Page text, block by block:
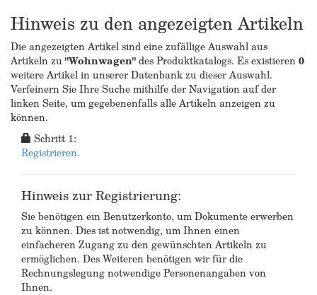
Hinweis zu den angezeigten Artikeln
Die angezeigten Artikel sind eine zufällige Auswahl aus
Artikeln zu"Wohnwagen"des Produktkatalogs. Es existieren0
weitere Artikel in unserer Datenbank zu dieser Auswahl.
Verfeinern Sie Ihre Suche mithilfe der Navigation auf der
linken Seite, um gegebenenfalls alle Artikeln anzeigen zu
können.
Schritt 1:
Registrieren.
Hinweis zur Registrierung:
Sie benötigen ein Benutzerkonto, um Dokumente erwerben
zu können. Dies ist notwendig, um Ihnen einen
einfacheren Zugang zu den gewünschten Artikeln zu
ermöglichen. Des Weiteren benötigen wir für die
Rechnungslegung notwendige Personenangaben von
Ihnen.